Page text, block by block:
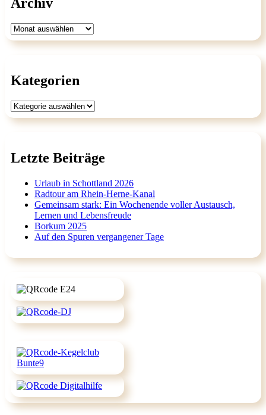
Archiv
Kategorien
Kategorien
Letzte Beiträge
Urlaub in Schottland 2026
Radtour am Rhein-Herne-Kanal
Gemeinsam stark: Ein Wochenende voller Austausch,
Lernen und Lebensfreude
Borkum 2025
Auf den Spuren vergangener Tage